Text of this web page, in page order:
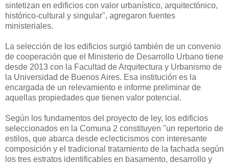
sintetizan en edificios con valor urbanístico, arquitectónico,
histórico-cultural y singular", agregaron fuentes
ministeriales.
La selección de los edificios surgió también de un convenio
de cooperación que el Ministerio de Desarrollo Urbano tiene
desde 2013 con la Facultad de Arquitectura y Urbanismo de
la Universidad de Buenos Aires. Esa institución es la
encargada de un relevamiento e informe preliminar de
aquellas propiedades que tienen valor potencial.
Según los fundamentos del proyecto de ley, los edificios
seleccionados en la Comuna 2 constituyen "un repertorio de
estilos, que abarca desde eclecticismos con interesante
composición y el tradicional tratamiento de la fachada según
los tres estratos identificables en basamento, desarrollo y